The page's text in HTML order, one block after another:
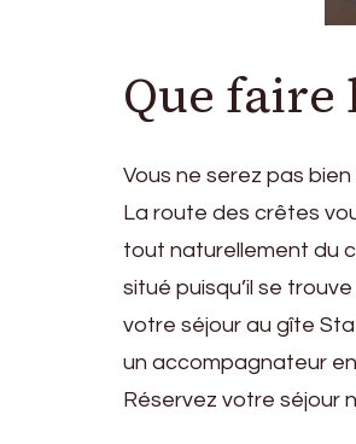
Que faire
Vous ne serez pas
La route des crêtes
tout naturellement du
situé puisqu’il se
votre séjour au gîte
un accompagnateur
Réservez votre séjour